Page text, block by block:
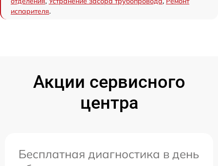
испарителя.
Акции сервисного
центра
Бесплатная диагностика в день